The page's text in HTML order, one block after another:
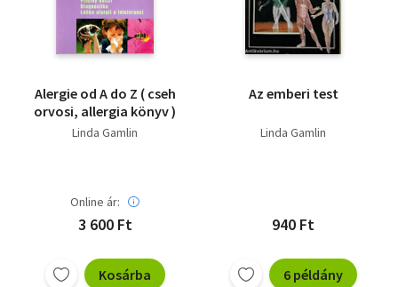
Alergie od A do Z ( cseh
orvosi, allergia könyv )
Linda Gamlin
Online ár:
3 600 Ft
Kosárba
Az emberi test
Linda Gamlin
940 Ft
6 példány